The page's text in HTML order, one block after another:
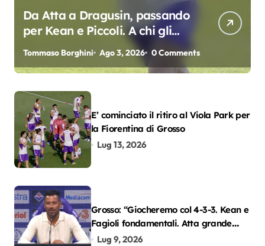
Da Atta a Dragusin, passando
per Kean e Piccoli. A chi gli
oscar del precampionato?
Tommaso Borghini Ago 3, 2026 0 Comments
E’ cominciato il ritiro al Viola Park per
la Fiorentina di Grosso
Lug 13, 2026
Grosso: “Giocheremo col 4-3-3. Kean e
Fagioli fondamentali. Atta grande
colpo”
Lug 9, 2026